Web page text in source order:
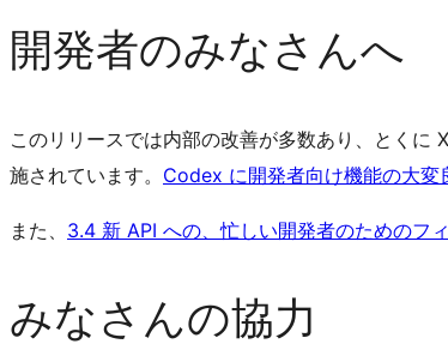
開発者のみなさんへ
このリリースでは内部の改善が多数あり、とくに
施されています。 Codex に開発者向け機能の大変
また、 3.4 新 API への、忙しい開発者のためのフ
みなさんの協力